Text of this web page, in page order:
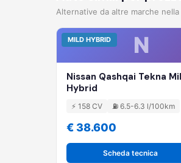
Alternative da altre marche
N
MILD HYBRID
Nissan Qashqai Tekna
Hybrid
⚡ 158 CV ⛽ 6.5-6.3 l/100km
€ 38.600
Scheda tecnica